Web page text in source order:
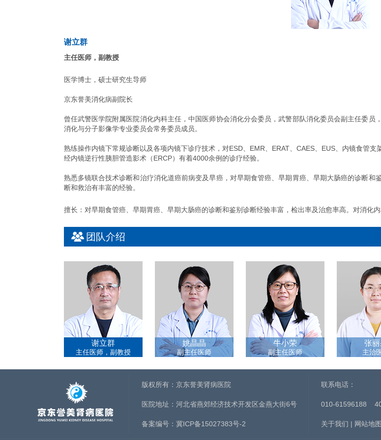
谢立群
主任医师，副教授
医学博士，硕士研究生导师
京东誉美消化病副院长
曾任武警医学院附属医院消化内科主任，中国医师协会消化分会委员，武警部队消化委员会副主任委
消化与分子影像学专业委员会常务委员成员。
熟练操作内镜下常规诊断以及各项内镜下诊疗技术，对ESD、EMR、ERAT、CAES、EUS、内镜食管
经内镜逆行性胰胆管造影术（ERCP）有着4000余例的诊疗经验。
熟悉多镜联合技术诊断和治疗消化道癌前病变及早癌，对早期食管癌、早期胃癌、早期大肠癌的诊断
断和救治有丰富的经验。
擅长：对早期食管癌、早期胃癌、早期大肠癌的诊断和鉴别诊断经验丰富，检出率及治愈率高。对消化
团队介绍
谢立群
主任医师，副教授
姚晶晶
副主任医师
牛小荣
副主任医师
张
主治
版权所有：京东誉美肾病医院
医院地址：河北省燕郊经济技术开发区金燕大街6号
备案编号： 冀ICP备15027383号-2
联系电话：
010-61596188
关于我们 | 网站地图